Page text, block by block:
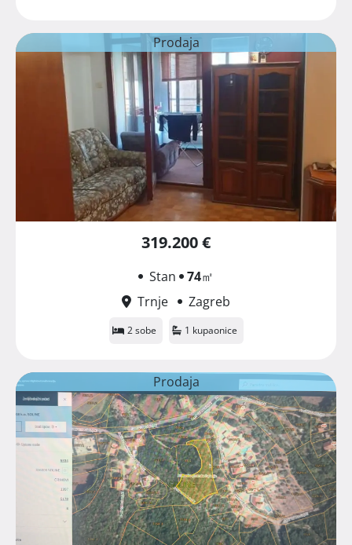
Prodaja
319.200 €
Stan 74㎡
Trnje
Zagreb
2 sobe 1 kupaonice
Prodaja